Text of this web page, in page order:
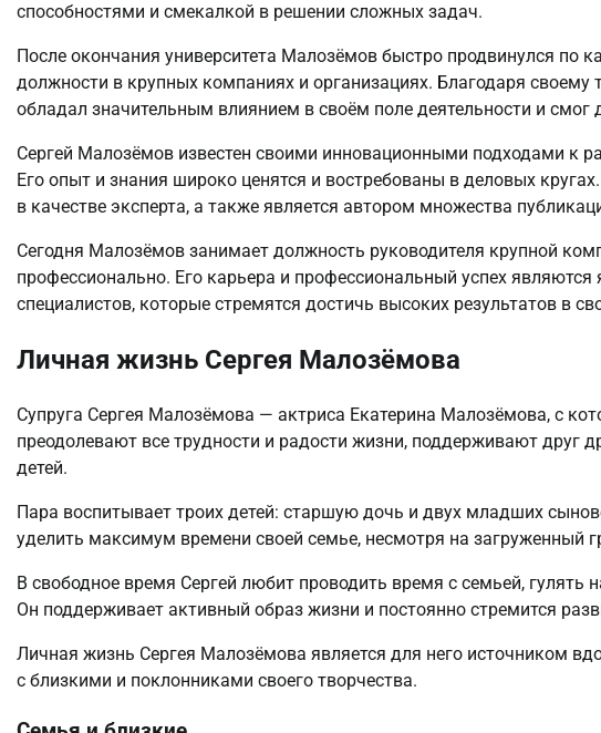
способностями и смекалкой в решении сложных задач.
После окончания университета Малозёмов быстро продвинулся по
должности в крупных компаниях и организациях. Благодаря
обладал значительным влиянием в своём поле деятельности и
Сергей Малозёмов известен своими инновационными подходами к
Его опыт и знания широко ценятся и востребованы в деловых
в качестве эксперта, а также является автором множества
Сегодня Малозёмов занимает должность руководителя крупной
профессионально. Его карьера и профессиональный успех
специалистов, которые стремятся достичь высоких результатов в
Личная жизнь Сергея Малозёмова
Супруга Сергея Малозёмова — актриса Екатерина Малозёмова, с
преодолевают все трудности и радости жизни, поддерживают друг
детей.
Пара воспитывает троих детей: старшую дочь и двух младших
уделить максимум времени своей семье, несмотря на загруженный
В свободное время Сергей любит проводить время с семьей, гулять
Он поддерживает активный образ жизни и постоянно стремится
Личная жизнь Сергея Малозёмова является для него источником
с близкими и поклонниками своего творчества.